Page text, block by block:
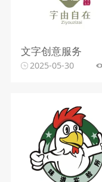
文字创意服务
2025-05-30